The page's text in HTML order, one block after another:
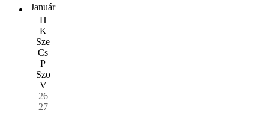
Január
H
K
Sze
Cs
P
Szo
V
26
27